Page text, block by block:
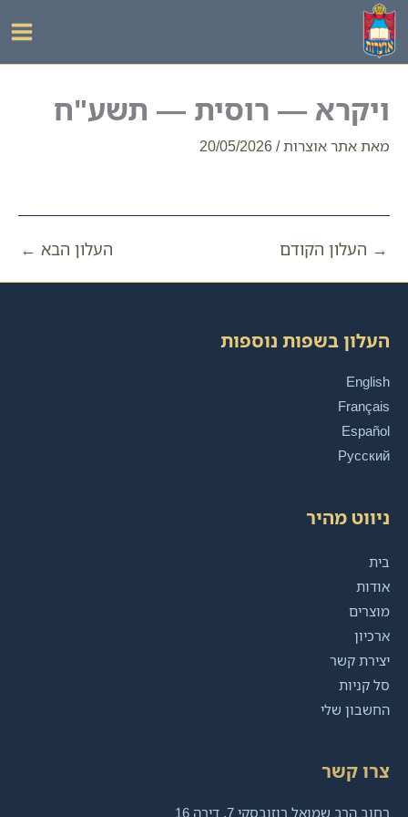
דילוג
לתוכן
ויקרא — רוסית — תשע"ח
מאתאתר אוצרות/
20/05/2026
→ העלון הקודם העלון הבא ←
העלון בשפות נוספות
English
Français
Español
Русский
ניווט מהיר
בית
אודות
מוצרים
ארכיון
יצירת קשר
סל קניות
החשבון שלי
צרו קשר
רחוב הרב שמואל רוזובסקי 7, דירה 16